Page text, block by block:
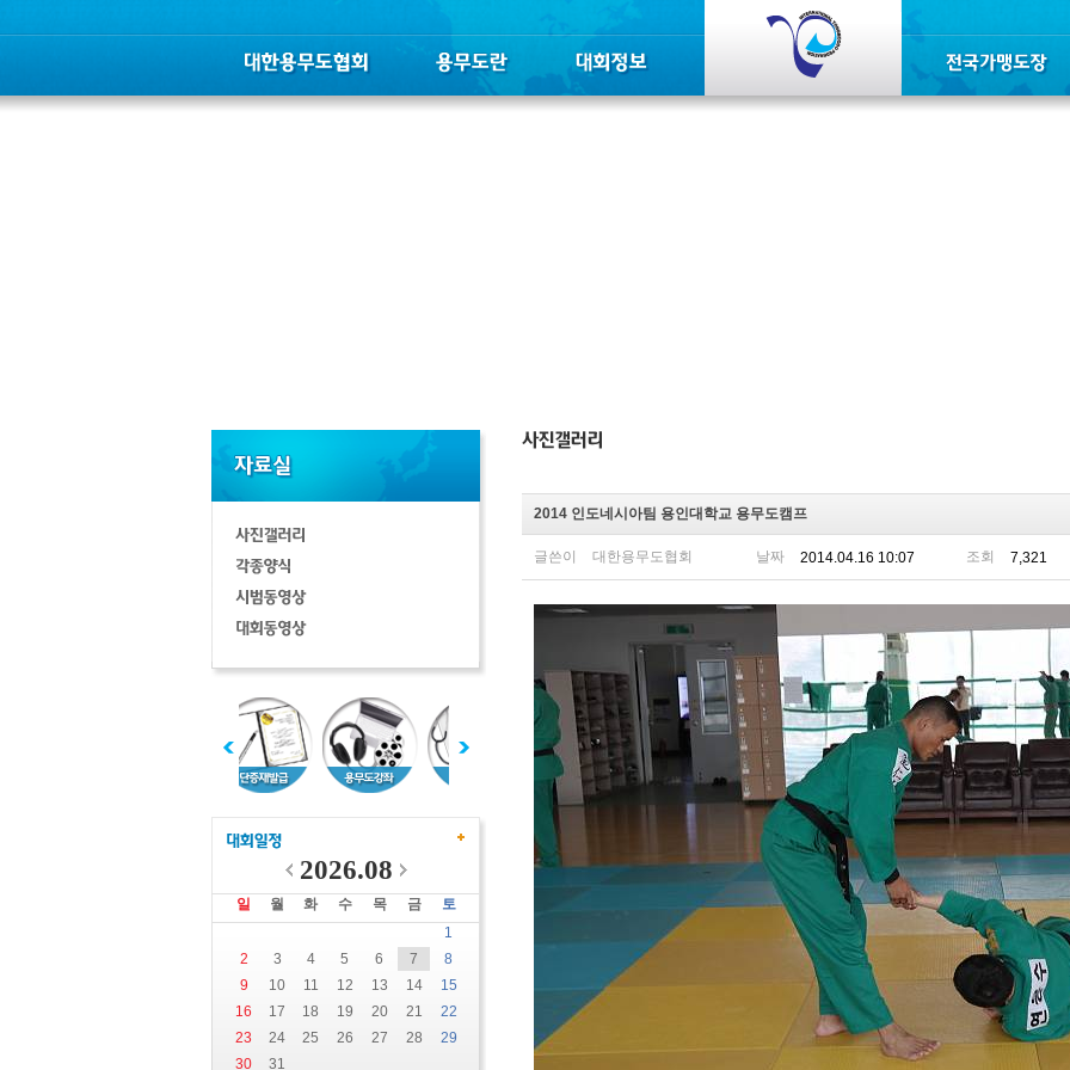
2026.08
일 월 화 수 목 금
토
1
2
3 4 5 6 7
8
9
10 11 12 13 14
15
16
17 18 19 20 21
22
23
24 25 26 27 28
29
30
31
2014 인도네시아팀 용인대학교 용무도캠프
글쓴이 대한용무도협회 날짜 2014.04.16 10:07 조회 7,321